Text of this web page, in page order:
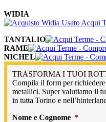
WIDIA
TANTALIO
RAME
NICHEL
TRASFORMA I TUOI
Compila il form per
metallici. Super valutiamo il
in tutta Torino e
Nome e Cognome *